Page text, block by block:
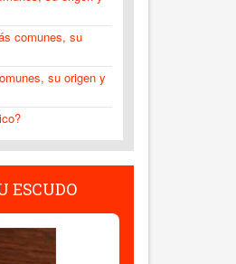
comunes, su
su origen y
ESCUDO